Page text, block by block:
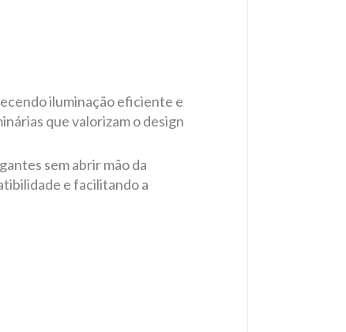
iluminação eficiente e
que valorizam o design
sem abrir mão da
e facilitando a